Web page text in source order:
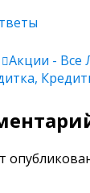
Акции - Все